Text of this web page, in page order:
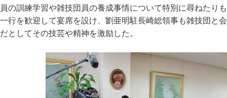
員の訓練学習や雑技団員の養成事情について特別に尋ねたり
一行を歓迎して宴席を設け、劉亜明駐長崎総領事も雑技団と
だとしてその技芸や精神を激励した。